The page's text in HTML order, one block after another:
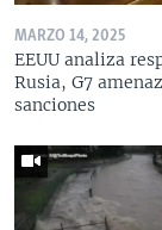
MARZO 14, 2025
EEUU analiza
Rusia, G7
sanciones